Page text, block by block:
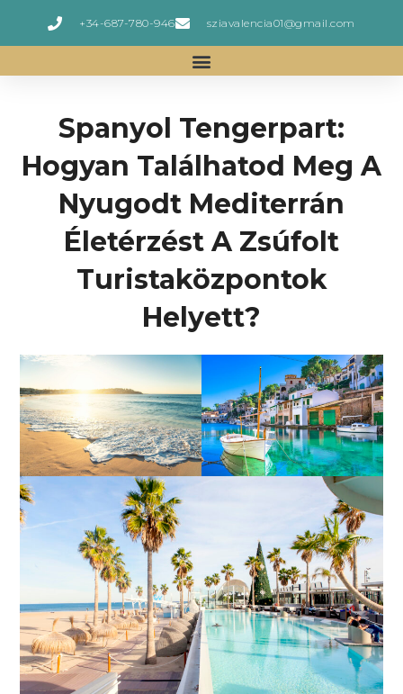
+34-687-780-946 sziavalencia01@gmail.com
Spanyol Tengerpart:
Hogyan Találhatod Meg A
Nyugodt Mediterrán
Életérzést A Zsúfolt
Turistaközpontok
Helyett?